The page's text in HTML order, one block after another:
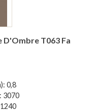
T063 Fa
0,8
3070